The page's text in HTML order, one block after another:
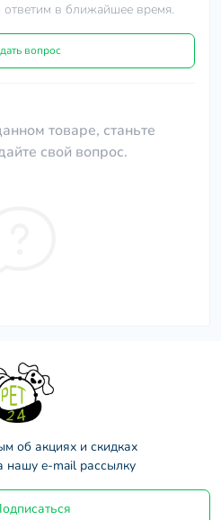
в ближайшее время.
вопрос
товаре, станьте
свой вопрос.
об акциях и скидках
нашу e-mail рассылку